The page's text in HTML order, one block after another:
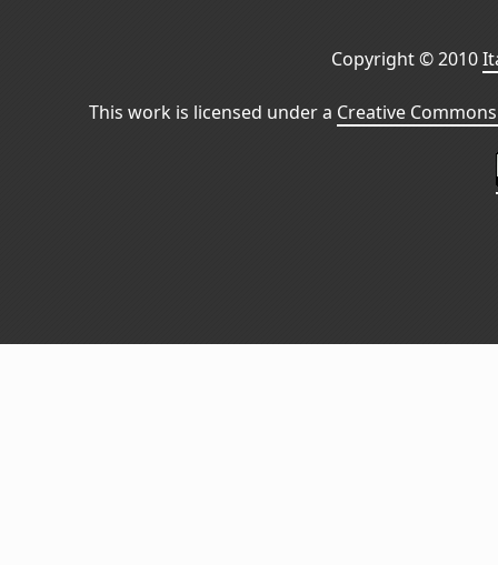
Copyright © 2010
This work is licensed under a Creative